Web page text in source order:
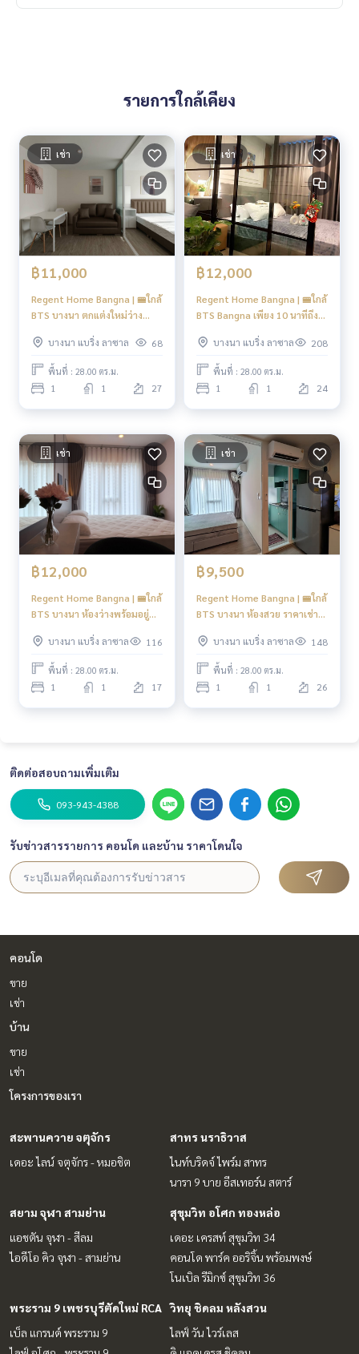
- Century the movie plaza อ่อนนุช
- Anglo Singapore International School
- Wells International School
- Bangkok Prep
สถานพยาบาลที่ใกล้เคียง
- รพ.กล้วยน้ำไท 2
- รพ.ไทยนครินทร์
- รพ.กล้วยน้ำไท
- รพ.สุขุมวิท
----------------------------------------
You can inbox or dm to ask more information, It’s my pleas
ure to give.
Tel :093-943-4388
What App
+6693-943-4388
#คอนโดปล่อยเช่าบางนา #คอนโดใกล้รถไฟฟ้า #รีเจ้นท์บางนา
#RegentBangna
#Kob
รายการใกล้เคียง
เช่า
฿11,000
Regent Home Bangna | 🚝ใกล้
BTS บางนา ตกแต่งใหม่ว่าง
Focusบางนา แบริ่ง ลาซาล 68
พื้นที่ : 28.00 ตร.ม.
1 1 27
เช่า
฿12,000
Regent Home Bangna | 🚝ใกล้
BTS Bangna เพียง 10 นาทีถึง
บางนา แบริ่ง ลาซาล
208
พื้นที่ : 28.00 ตร.ม.
1 1 24
เช่า
฿12,000
Regent Home Bangna | 🚝ใกล้
BTS บางนา ห้องว่างพร้อมอยู่
บางนา แบริ่ง ลาซาล
116
พื้นที่ : 28.00 ตร.ม.
1 1 17
เช่า
฿9,500
Regent Home Bangna | 🚝ใกล้
BTS บางนา ห้องสวย ราคาเช่าดี
บางนา แบริ่ง ลาซาล
148
พื้นที่ : 28.00 ตร.ม.
1 1 26
ติดต่อสอบถามเพิ่มเติม
093-943-4388
รับข่าวสารรายการ คอนโด และบ้าน ราคาโดนใจ
คอนโด
ขาย
เช่า
บ้าน
ขาย
เช่า
โครงการของเรา
สะพานควาย จตุจักร
เดอะ ไลน์ จตุจักร - หมอชิต
สาทร นราธิวาส
ไนท์บริดจ์ ไพร์ม สาทร
นารา 9 บาย อีสเทอร์น สตาร์
สยาม จุฬา สามย่าน
แอชตัน จุฬา - สีลม
ไอดีโอ คิว จุฬา - สามย่าน
สุขุมวิท อโศก ทองหล่อ
เดอะ เครสท์ สุขุมวิท 34
คอนโด พาร์ค ออริจิ้น พร้อมพงษ์
โนเบิล รีมิกซ์ สุขุมวิท 36
พระราม 9 เพชรบุรีตัดใหม่ RCA
เบ็ล แกรนด์ พระราม 9
วิทยุ ชิดลม หลังสวน
ไลฟ์ วัน ไวร์เลส